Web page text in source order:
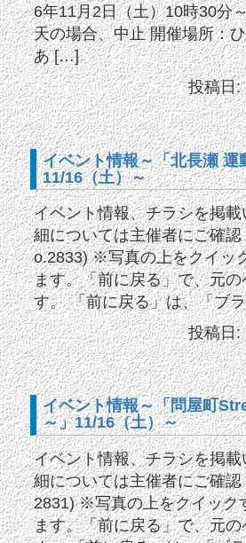
6年11月2日（土）10時30
天の場合、中止 開催場所：
あ […]
投稿日:
イベント情報～「北長瀬 運
11/16（土）～
イベント情報、チラシを掲
細については主催者にご確
o.2833) ※写真の上をクイッ
ます。「前に戻る」で、元
す。 「前に戻る」は、「ブ
投稿日:
イベント情報～「問屋町
～」11/16（土）～
イベント情報、チラシを掲
細については主催者にご確
2831) ※写真の上をクイック
ます。「前に戻る」で、元